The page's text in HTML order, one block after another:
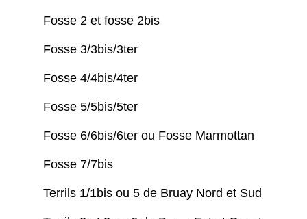
Fosse 2 et fosse 2bis
Fosse 3/3bis/3ter
Fosse 4/4bis/4ter
Fosse 5/5bis/5ter
Fosse 6/6bis/6ter ou Fosse Marmottan
Fosse 7/7bis
Terrils 1/1bis ou 5 de Bruay Nord et Sud